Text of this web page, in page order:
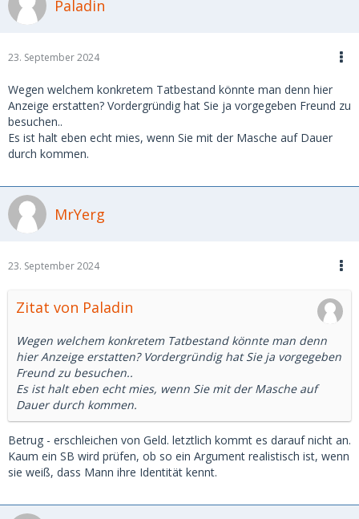
Paladin
23. September 2024
Wegen welchem konkretem Tatbestand könnte man denn hier
Anzeige erstatten? Vordergründig hat Sie ja vorgegeben Freund zu
besuchen..
Es ist halt eben echt mies, wenn Sie mit der Masche auf Dauer
durch kommen.
MrYerg
23. September 2024
Zitat von Paladin
Wegen welchem konkretem Tatbestand könnte man denn
hier Anzeige erstatten? Vordergründig hat Sie ja vorgegeben
Freund zu besuchen..
Es ist halt eben echt mies, wenn Sie mit der Masche auf
Dauer durch kommen.
Betrug - erschleichen von Geld. letztlich kommt es darauf nicht an.
Kaum ein SB wird prüfen, ob so ein Argument realistisch ist, wenn
sie weiß, dass Mann ihre Identität kennt.